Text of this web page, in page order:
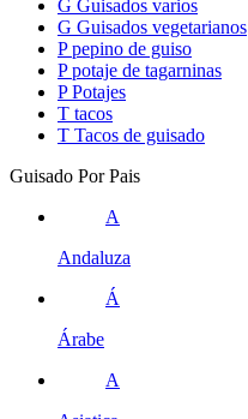
G Guisados varios
G Guisados vegetarianos
P pepino de guiso
P potaje de tagarninas
P Potajes
T tacos
T Tacos de guisado
Guisado Por Pais
A
Andaluza
Á
Árabe
A